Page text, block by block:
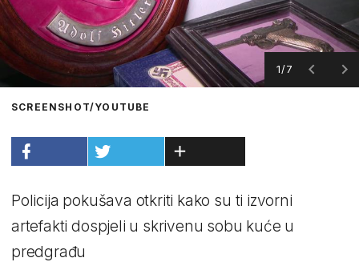
1/7
SCREENSHOT/YOUTUBE
Policija pokušava otkriti kako su ti izvorni
artefakti dospjeli u skrivenu sobu kuće u
predgrađu